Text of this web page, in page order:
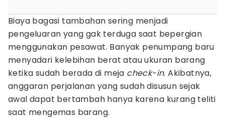
Biaya bagasi tambahan sering menjadi
pengeluaran yang gak terduga saat bepergian
menggunakan pesawat. Banyak penumpang baru
menyadari kelebihan berat atau ukuran barang
ketika sudah berada di meja check-in. Akibatnya,
anggaran perjalanan yang sudah disusun sejak
awal dapat bertambah hanya karena kurang teliti
saat mengemas barang.